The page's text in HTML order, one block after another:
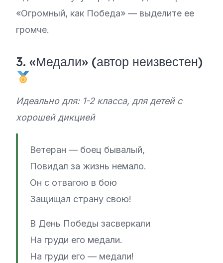
«Огромный, как Победа» — выделите ее
громче.
3. «Медали» (автор неизвестен)
Идеально для: 1-2 класса, для детей с
хорошей дикцией
Ветеран — боец бывалый,
Повидал за жизнь немало.
Он с отвагою в бою
Защищал страну свою!
В День Победы засверкали
На груди его медали.
На груди его — медали!